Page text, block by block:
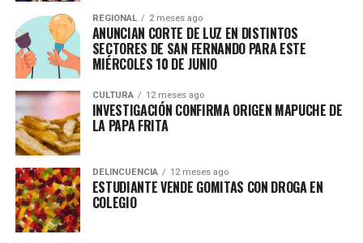
REGIONAL 2 meses ago
ANUNCIAN CORTE DE LUZ EN DISTINTOS
SECTORES DE SAN FERNANDO PARA ESTE
MIÉRCOLES 10 DE JUNIO
CULTURA 12 meses ago
INVESTIGACIÓN CONFIRMA ORIGEN MAPUCHE DE
LA PAPA FRITA
DELINCUENCIA 12 meses ago
ESTUDIANTE VENDE GOMITAS CON DROGA EN
COLEGIO